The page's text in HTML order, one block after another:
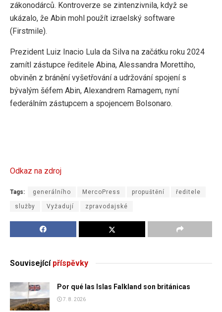
zákonodárců. Kontroverze se zintenzivnila, když se
ukázalo, že Abin mohl použít izraelský software
(Firstmile).
Prezident Luiz Inacio Lula da Silva na začátku roku 2024
zamítl zástupce ředitele Abina, Alessandra Morettiho,
obviněn z bránění vyšetřování a udržování spojení s
bývalým šéfem Abin, Alexandrem Ramagem, nyní
federálním zástupcem a spojencem Bolsonaro.
Odkaz na zdroj
Tags: generálního MercoPress propuštění ředitele
služby Vyžadují zpravodajské
Souvisejícípříspěvky
Por qué las Islas Falkland son británicas
7. 8. 2026